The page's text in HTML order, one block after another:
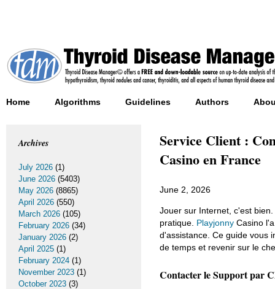
Home Algorithms Guidelines Authors
Service Client :
Casino en France
June 2, 2026
Jouer sur Internet, c'est
pratique. Playjonny Casino
d'assistance. Ce guide vous
de temps et revenir sur le
Contacter le Support par
Archives
July 2026 (1)
June 2026 (5403)
May 2026 (8865)
April 2026 (550)
March 2026 (105)
February 2026 (34)
January 2026 (2)
April 2025 (1)
February 2024 (1)
November 2023 (1)
October 2023 (3)